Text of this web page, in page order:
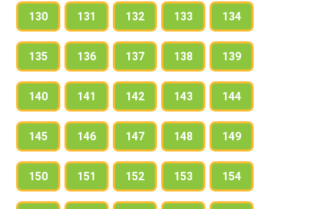
130 131 132 133 134
135 136 137 138 139
140 141 142 143 144
145 146 147 148 149
150 151 152 153 154